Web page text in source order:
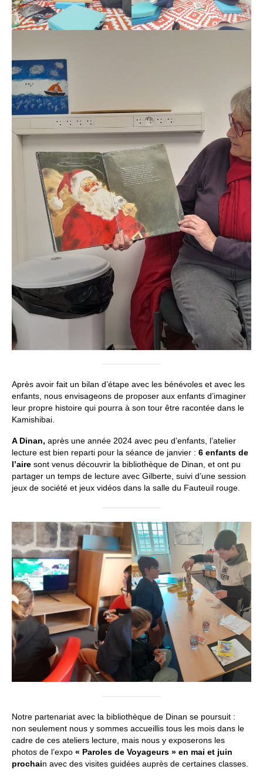
Contact
Après avoir fait un bilan d’étape avec les bénévoles et avec les
enfants, nous envisageons de proposer aux enfants d’imaginer
leur propre histoire qui pourra à son tour être racontée dans le
Kamishibai.
A Dinan, après une année 2024 avec peu d’enfants, l’atelier
lecture est bien reparti pour la séance de janvier : 6 enfants de
l’aire sont venus découvrir la bibliothèque de Dinan, et ont pu
partager un temps de lecture avec Gilberte, suivi d’une session
jeux de société et jeux vidéos dans la salle du Fauteuil rouge.
Notre partenariat avec la bibliothèque de Dinan se poursuit :
non seulement nous y sommes accueillis tous les mois dans le
cadre de ces ateliers lecture, mais nous y exposerons les
photos de l’expo « Paroles de Voyageurs » en mai et juin
prochain avec des visites guidées auprès de certaines classes.